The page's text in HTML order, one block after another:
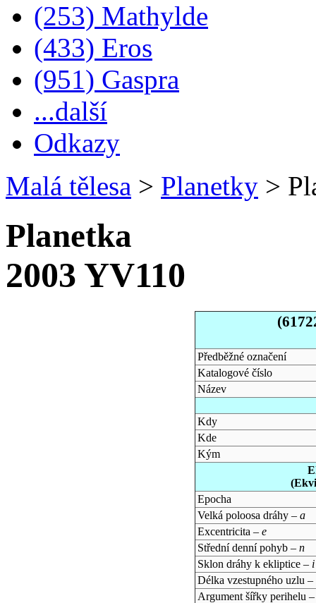
(253) Mathylde
(433) Eros
(951) Gaspra
...další
Odkazy
Malá tělesa > Planetky >
Planetka
2003 YV110
Předběžné označení
Katalogové číslo
Název
Kdy
Kde
Kým
Epocha
Velká poloosa dráhy – a
Excentricita – e
Střední denní pohyb – n
Sklon dráhy k ekliptice – i
Délka vzestupného uzlu –
Argument šířky perihelu